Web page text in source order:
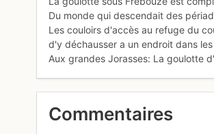
Du monde qui descendait des
Les couloirs d'accès au refuge du
d'y déchausser a un endroit dans
Aux grandes Jorasses: La goulotte
Commentaires